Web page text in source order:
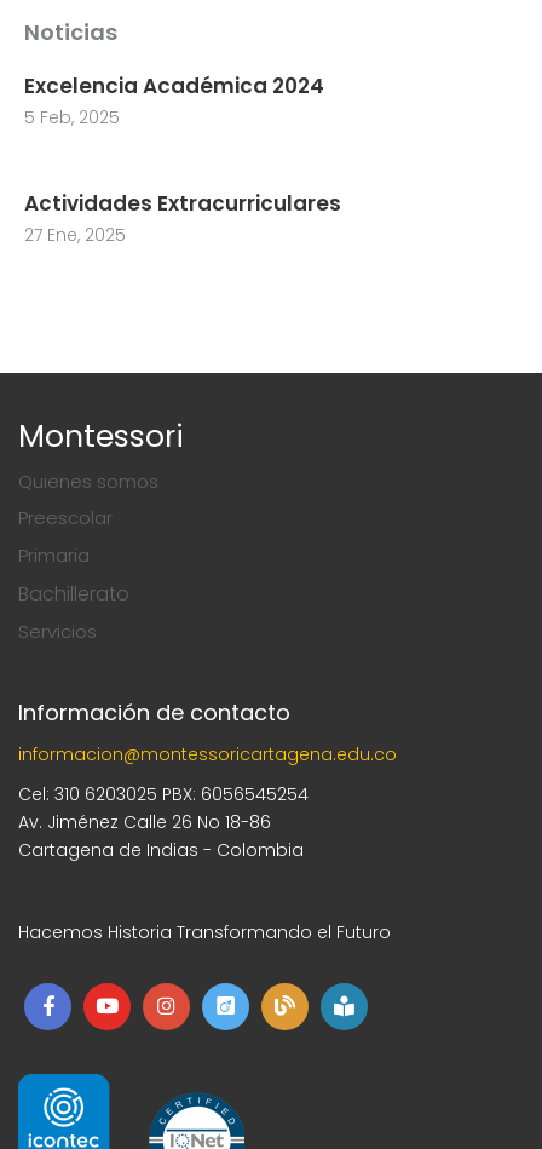
Noticias
Excelencia Académica 2024
5 Feb, 2025
Actividades Extracurriculares
27 Ene, 2025
Montessori
Quienes somos
Preescolar
Primaria
Bachillerato
Servicios
Información de contacto
informacion@montessoricartagena.edu.co
Cel: 310 6203025 PBX: 6056545254
Av. Jiménez Calle 26 No 18-86
Cartagena de Indias - Colombia
Hacemos Historia Transformando el Futuro